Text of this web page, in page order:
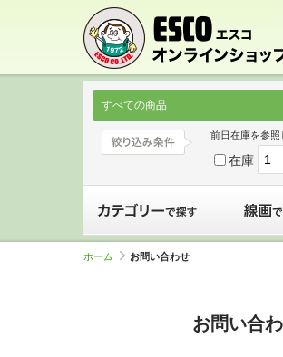
すべての商品
前日在庫を参照
在庫
ホーム お問い合わせ
お問い合